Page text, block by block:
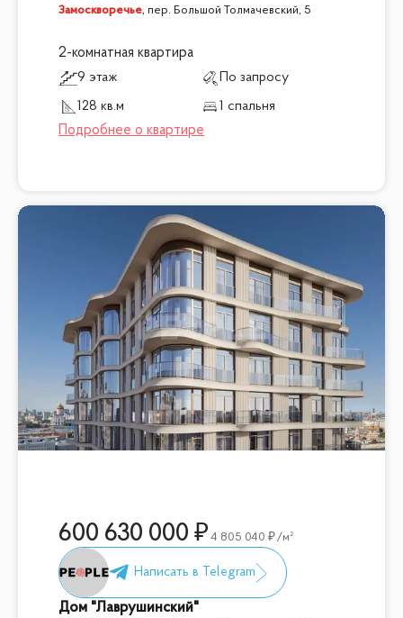
Замоскворечье,пер. Большой Толмачевский, 5
2-комнатная квартира
9 этаж
По запросу
128 кв.м
1 спальня
600 630 000 4 805 040 /м²
Дом "Лаврушинский"